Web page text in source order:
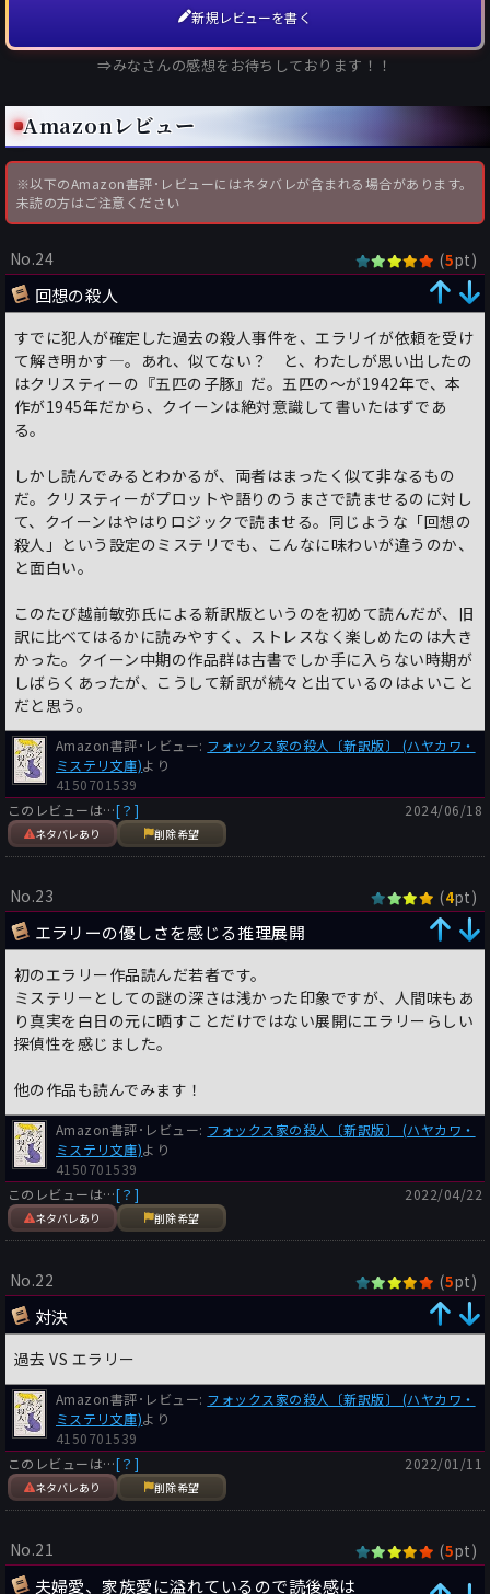
帰還兵の戦争後遺症を扱った、クイーン作品の中でも珍しく社会
的テーマを扱った作品だ。戦争後遺症は特にヴェトナム戦争でそ
作品（ヴェトナム戦争は1960年から1975年）。第二次世界大戦
終結の年に発表されている。
従ってここで語られる戦争とはすなわち第二次大戦を指す。
この社会問題に本格ミステリを融合させる、つまり人間描写が欠
点だった本格ミステリに人物像へ深みを持たせるために用いたフ
ァクターがこの戦争後遺症であったわけだが、それをさらにフォ
ックス家という一家庭への悲劇へと昇華させる。
ライツヴィルシリーズは『災厄の町』でライト家の悲劇を、『靴
この後の『十日間の不思議』ではヴァン・ホーン家の悲劇（悪夢
と云った方が正解か）をと、一家庭をクローズアップした事件が
特徴的だ。
しかし家庭内の悲劇というテーマはロスマク一連の作品を想起さ
を書いたのが1944年、リュウ・アーチャーシリーズ第1作『動く
標的』を著したのが1949年。全然クイーンの方が先なのだ。
どちらかと云えばチャンドラーの影響の方があったのかもしれな
い。つまりそれは街を描き、人を描くということだ。
面々と彼ら彼女らへ挨拶をし、思いを馳せるエラリイの姿。その
快活な筆致はこれこそ作者クイーンが書きたかったことなのだろ
うと感じた。
そんな中でも今回悪辣ぶりが目立ったベイアードのお目付け役で
あるハウイー刑事とアルヴィン・ケインという薬剤師。
前者は事あるごとにエラリイの捜査を無駄なことを鼻で笑い、ベ
イアードに聞くに堪えない悪態、罵詈雑言の限りを吐き、更には
自身の自由時間を確保するためにベイアードをベッドに手錠で縛
りつけるという所業を行う。ベイアードを罪人として蔑み、エラ
リイを余計なことをしに来た余所者として面倒がる。
かこの頃クイーンの身辺で警察にまつわる不愉快事があったのだ
ろうか？
そして後者は女たらしで自分こそがライツヴィル一のプレイボー
イでダンディだと勘違いしている輩。人妻リンダを手籠めにする
ために旦那デイヴィーと別れさせるために偽の証拠をでっち上げ
ることまでする卑劣漢。本書ではことさらこの2人の卑怯ぶりが
目立った。
しかし問題はこの作品が絶版で手に入らないことだ。これほど読
ませる作品なのに。戦争後遺症に冤罪といった社会的テーマに、
人間ドラマが加わり、更には本格ミステリとしてのロジックの面
白さも味わえるという作品。ライツヴィルシリーズにおける家庭
内悲劇を扱った作品としてぜひとも外せない作品だと思った。
今回偶々、市の図書館にあったので読むことができたが自分の手
元に置いておきたい作品だ。近い将来の復刊を期待してこの感想
▼以下、ネタバレ感想
※ネタバレの感想はログイン後閲覧できます。[
はこちら
新規レビューを書く
⇒みなさんの感想をお待ちしております！！
Amazonレビュー
※以下のAmazon書評･レビューにはネタバレが含まれる場合があります。
未読の方はご注意ください
No.24 (5pt)
回想の殺人
すでに犯人が確定した過去の殺人事件を、エラリイが依頼を受け
て解き明かす―。あれ、似てない？ と、わたしが思い出したの
はクリスティーの『五匹の子豚』だ。五匹の～が1942年で、本
作が1945年だから、クイーンは絶対意識して書いたはずであ
る。
しかし読んでみるとわかるが、両者はまったく似て非なるもの
だ。クリスティーがプロットや語りのうまさで読ませるのに対し
て、クイーンはやはりロジックで読ませる。同じような「回想の
殺人」という設定のミステリでも、こんなに味わいが違うのか、
と面白い。
このたび越前敏弥氏による新訳版というのを初めて読んだが、旧
訳に比べてはるかに読みやすく、ストレスなく楽しめたのは大き
かった。クイーン中期の作品群は古書でしか手に入らない時期が
しばらくあったが、こうして新訳が続々と出ているのはよいこと
だと思う。
Amazon書評･レビュー: フォックス家の殺人〔新訳版〕 (ハヤカワ・
ミステリ文庫)より
4150701539
このレビューは…[？]
ネタバレあり 削除希望
2024/06/18
No.23 (4pt)
エラリーの優しさを感じる推理展開
初のエラリー作品読んだ若者です。
ミステリーとしての謎の深さは浅かった印象ですが、人間味もあ
り真実を白日の元に晒すことだけではない展開にエラリーらしい
探偵性を感じました。
他の作品も読んでみます！
Amazon書評･レビュー: フォックス家の殺人〔新訳版〕 (ハヤカワ・
ミステリ文庫)より
4150701539
このレビューは…[？]
ネタバレあり 削除希望
2022/04/22
No.22 (5pt)
対決
過去 VS エラリー
Amazon書評･レビュー: フォックス家の殺人〔新訳版〕 (ハヤカワ・
ミステリ文庫)より
4150701539
このレビューは…[？]
ネタバレあり 削除希望
2022/01/11
No.21 (5pt)
夫婦愛、家族愛に溢れているので読後感は